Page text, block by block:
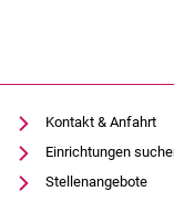
Kontakt & Anfahrt
Einrichtungen
Stellenangebote